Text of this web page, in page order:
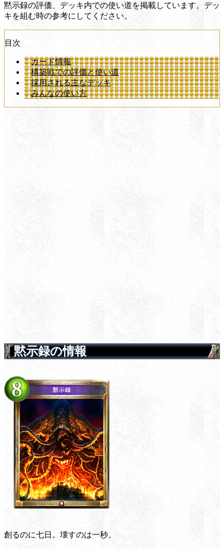
黙示録の評価、デッキ内での使い道を掲載しています。デッ
キを組む時の参考にしてください。
目次
カード情報
構築戦での評価と使い道
採用される主なデッキ
みんなの使い方
黙示録の情報
創るのに七日。壊すのは一秒。